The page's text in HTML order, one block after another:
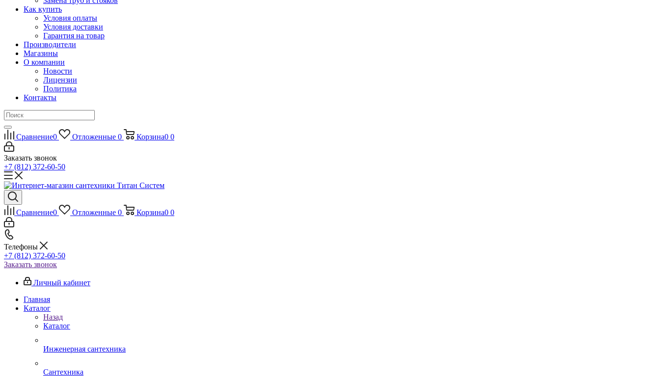
Как купить
Условия оплаты
Условия доставки
Гарантия на товар
Производители
Магазины
О компании
Новости
Лицензии
Политика
Контакты
Сравнение0 Отложенные 0 Корзина0 0
Заказать звонок
+7 (812) 372-60-50
Сравнение0 Отложенные 0 Корзина0 0
Телефоны
+7 (812) 372-60-50
Заказать звонок
Личный кабинет
Главная
Каталог
Назад
Каталог
Инженерная сантехника
Сантехника